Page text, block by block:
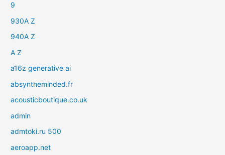
9
930A Z
940A Z
A Z
a16z generative ai
absyntheminded.fr
acousticboutique.co.uk
admin
admtoki.ru 500
aeroapp.net